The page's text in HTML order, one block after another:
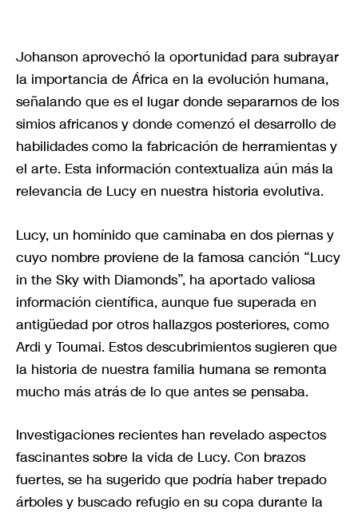
Johanson aprovechó la oportunidad para subrayar
la importancia de África en la evolución humana,
señalando que es el lugar donde separarnos de los
simios africanos y donde comenzó el desarrollo de
habilidades como la fabricación de herramientas y
el arte. Esta información contextualiza aún más la
relevancia de Lucy en nuestra historia evolutiva.
Lucy, un homínido que caminaba en dos piernas y
cuyo nombre proviene de la famosa canción “Lucy
in the Sky with Diamonds”, ha aportado valiosa
información científica, aunque fue superada en
antigüedad por otros hallazgos posteriores, como
Ardi y Toumai. Estos descubrimientos sugieren que
la historia de nuestra familia humana se remonta
mucho más atrás de lo que antes se pensaba.
Investigaciones recientes han revelado aspectos
fascinantes sobre la vida de Lucy. Con brazos
fuertes, se ha sugerido que podría haber trepado
árboles y buscado refugio en su copa durante la